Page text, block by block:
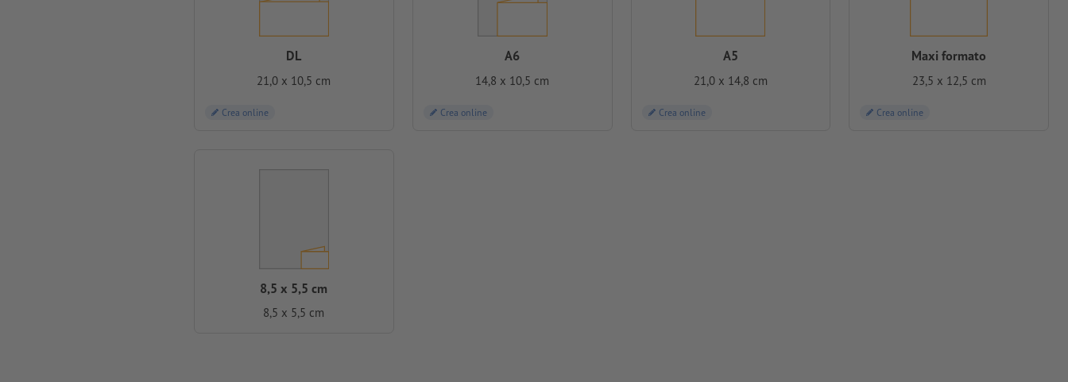
DL
21,0 x 10,5 cm
Crea online
A6
14,8 x 10,5 cm
Crea online
A5
21,0 x 14,8 cm
Crea online
Maxi formato
23,5 x 12,5 cm
Crea online
8,5 x 5,5 cm
8,5 x 5,5 cm